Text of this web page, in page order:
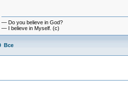
— Do you believe in God?
— I believe in Myself. (c)
Все